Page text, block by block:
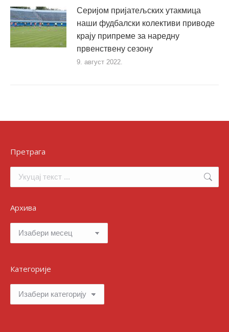
Серијом пријатељских утакмица
наши фудбалски колективи приводе
крају припреме за наредну
првенствену сезону
9. август 2022.
Претрага
Архива
Категорије